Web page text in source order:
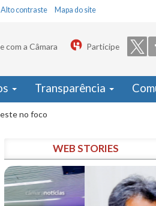
Alto contraste Mapa do site
com a Câmara Participe
Transparência
no foco
WEB STORIES